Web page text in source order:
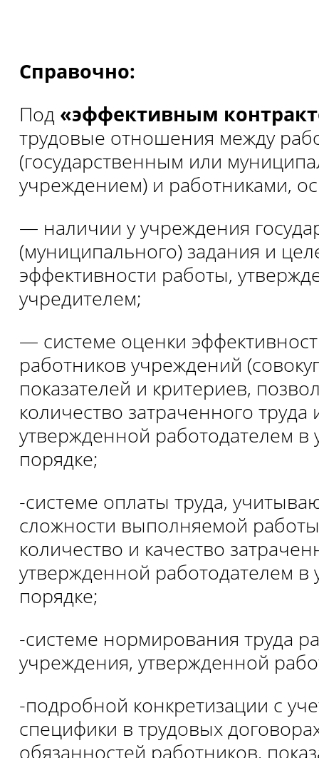
Справочно:
Под «эффективным
трудовые отношения между
(государственным или
учреждением) и работниками,
— наличии у учреждения
(муниципального) задания и
эффективности работы,
учредителем;
— системе оценки
работников учреждений
показателей и критериев,
количество затраченного труда
утвержденной работодателем в
порядке;
-системе оплаты труда,
сложности выполняемой
количество и качество
утвержденной работодателем в
порядке;
-системе нормирования труда
учреждения, утвержденной
-подробной конкретизации с
специфики в трудовых
обязанностей работников,